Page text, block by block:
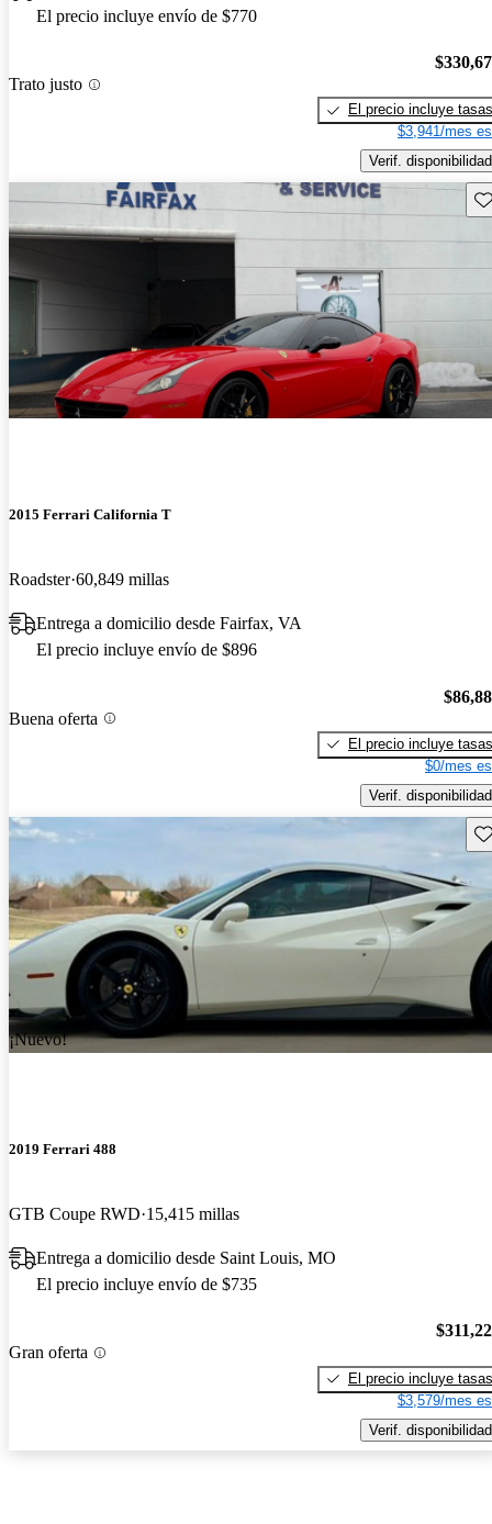
El precio incluye envío de $770
Trato justo
El precio incluye tasas
$3,941/mes
Verif. disponibilidad
2015 Ferrari California T
Roadster 60,849 millas
Entrega a domicilio desde Fairfax, VA
El precio incluye envío de $896
Buena oferta
El precio incluye tasas
$0/mes
Verif. disponibilidad
¡Nuevo!
2019 Ferrari 488
GTB Coupe RWD 15,415 millas
Entrega a domicilio desde Saint Louis, MO
El precio incluye envío de $735
Gran oferta
El precio incluye tasas
$3,579/mes
Verif. disponibilidad